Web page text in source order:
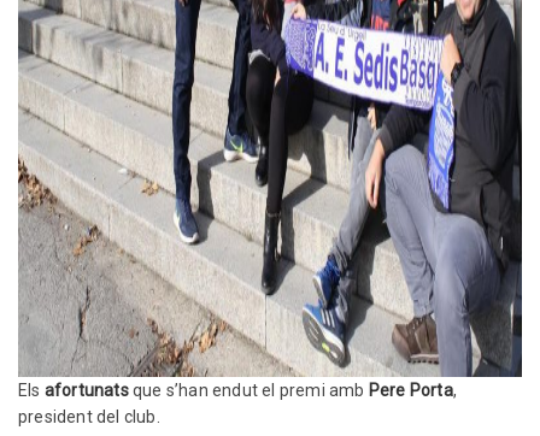
Els afortunatsque s’han endut el premi amb Pere Porta,
president del club.